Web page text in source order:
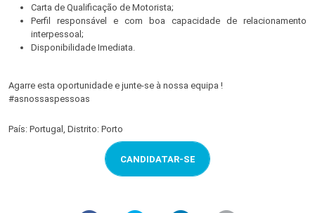
Carta de Qualificação de Motorista;
Perfil responsável e com boa capacidade de relacionamento
interpessoal;
Disponibilidade Imediata.
Agarre esta oportunidade e junte-se à nossa equipa !
#asnossaspessoas
País: Portugal, Distrito: Porto
CANDIDATAR-SE